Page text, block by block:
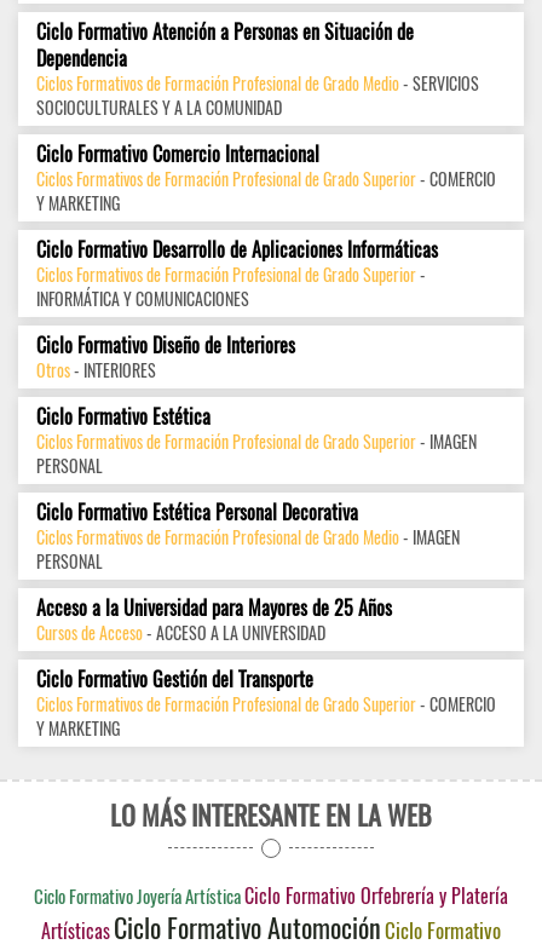
Ciclo Formativo Atención a Personas en Situación de
Dependencia
Ciclos Formativos de Formación Profesional de Grado Medio- SERVICIOS
SOCIOCULTURALES Y A LA COMUNIDAD
Ciclo Formativo Comercio Internacional
Ciclos Formativos de Formación Profesional de Grado Superior- COMERCIO
Y MARKETING
Ciclo Formativo Desarrollo de Aplicaciones Informáticas
Ciclos Formativos de Formación Profesional de Grado Superior-
INFORMÁTICA Y COMUNICACIONES
Ciclo Formativo Diseño de Interiores
Otros- INTERIORES
Ciclo Formativo Estética
Ciclos Formativos de Formación Profesional de Grado Superior- IMAGEN
PERSONAL
Ciclo Formativo Estética Personal Decorativa
Ciclos Formativos de Formación Profesional de Grado Medio- IMAGEN
PERSONAL
Acceso a la Universidad para Mayores de 25 Años
Cursos de Acceso- ACCESO A LA UNIVERSIDAD
Ciclo Formativo Gestión del Transporte
Ciclos Formativos de Formación Profesional de Grado Superior- COMERCIO
Y MARKETING
LO MÁS INTERESANTE EN LA WEB
Ciclo Formativo Joyería ArtísticaCiclo Formativo Orfebrería y Platería
ArtísticasCiclo Formativo AutomociónCiclo Formativo